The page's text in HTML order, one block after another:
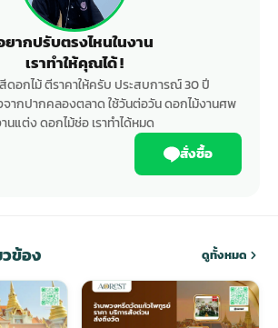
ยากปรับตรงไหนในงาน
เราทำให้คุณได้ !
ดอกไม้ ตีราคาให้ครับ ประสบการณ์ 30 ปี
ากปากคลองตลาด ใช้วันต่อวัน ดอกไม้งานศพ
นแต่ง ดอกไม้ช่อ เราทำได้หมด
สั่งซื้อ
ข้อง ดูทั้งหมด